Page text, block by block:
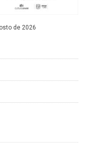
de 2026